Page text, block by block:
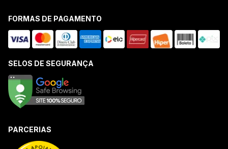
FORMAS DE PAGAMENTO
SELOS DE SEGURANÇA
PARCERIAS